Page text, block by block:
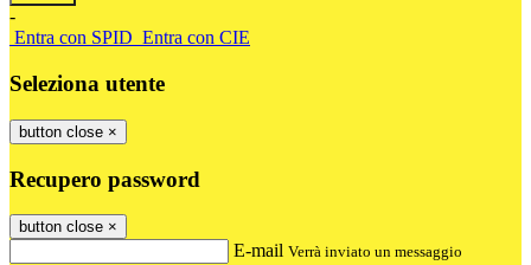
-
Entra con SPID Entra con CIE
Seleziona utente
button close ×
Recupero password
button close ×
E-mail Verrà inviato un messaggio